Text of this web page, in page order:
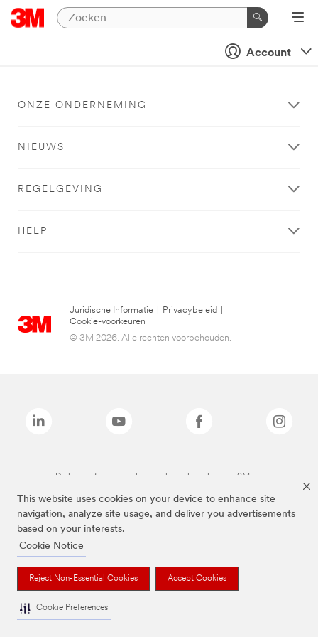
This website uses cookies on your device to enhance site
navigation, analyze site usage, and deliver you advertisements
based on your interests.
Cookie Notice
Reject Non-Essential Cookies Accept Cookies
Cookie Preferences
Account
ONZE ONDERNEMING
NIEUWS
REGELGEVING
HELP
Juridische Informatie Privacybeleid
Cookie-voorkeuren
© 3M 2026. Alle rechten voorbehouden.
De bovenstaande merken zijn handelsmerken van 3M.we